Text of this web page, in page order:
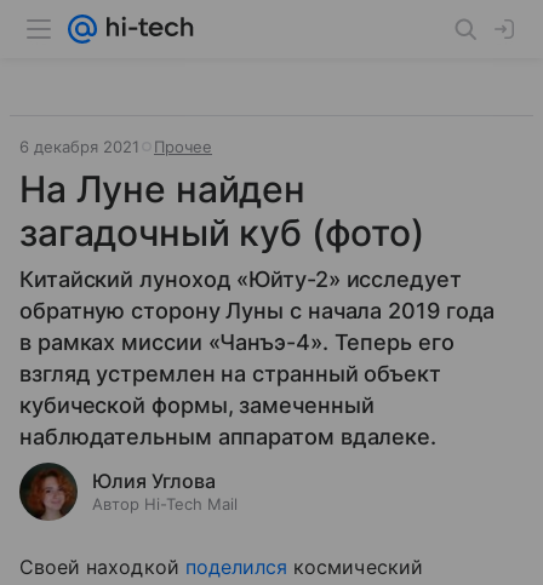
6 декабря 2021 Прочее
На Луне найден
загадочный куб (фото)
Китайский луноход «Юйту-2» исследует
обратную сторону Луны с начала 2019 года
в рамках миссии «Чанъэ-4». Теперь его
взгляд устремлен на странный объект
кубической формы, замеченный
наблюдательным аппаратом вдалеке.
Юлия Углова
Автор Hi-Tech Mail
Своей находкой поделился космический